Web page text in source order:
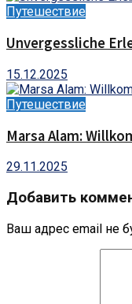
Путешествие
Unvergessliche
15.12.2025
Путешествие
Marsa Alam:
29.11.2025
Добавить
Ваш адрес email не